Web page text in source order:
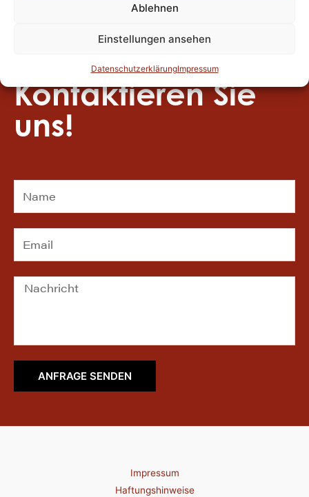
Ablehnen
Einstellungen ansehen
DatenschutzerklärungImpressum
Kontaktieren Sie
uns!
ANFRAGE SENDEN
Impressum
Haftungshinweise